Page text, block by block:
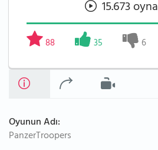
15.673
88 35 6
Oyunun Adı:
PanzerTroopers